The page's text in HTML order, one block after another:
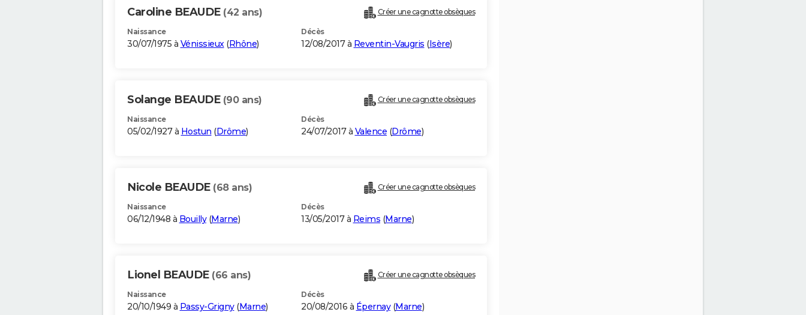
Caroline BEAUDE (42 ans) Créer une cagnotte obsèques
Naissance
30/07/1975 à Vénissieux(Rhône)
Décès
12/08/2017 à Reventin-Vaugris (Isère)
Solange BEAUDE (90 ans) Créer une cagnotte obsèques
Naissance
05/02/1927 à Hostun (Drôme)
Décès
24/07/2017 à Valence (Drôme)
Nicole BEAUDE (68 ans) Créer une cagnotte obsèques
Naissance
06/12/1948 à Bouilly(Marne)
Décès
13/05/2017 à Reims (Marne)
Lionel BEAUDE (66 ans) Créer une cagnotte obsèques
Naissance
20/10/1949 à Passy-Grigny(Marne)
Décès
20/08/2016 à Épernay(Marne)